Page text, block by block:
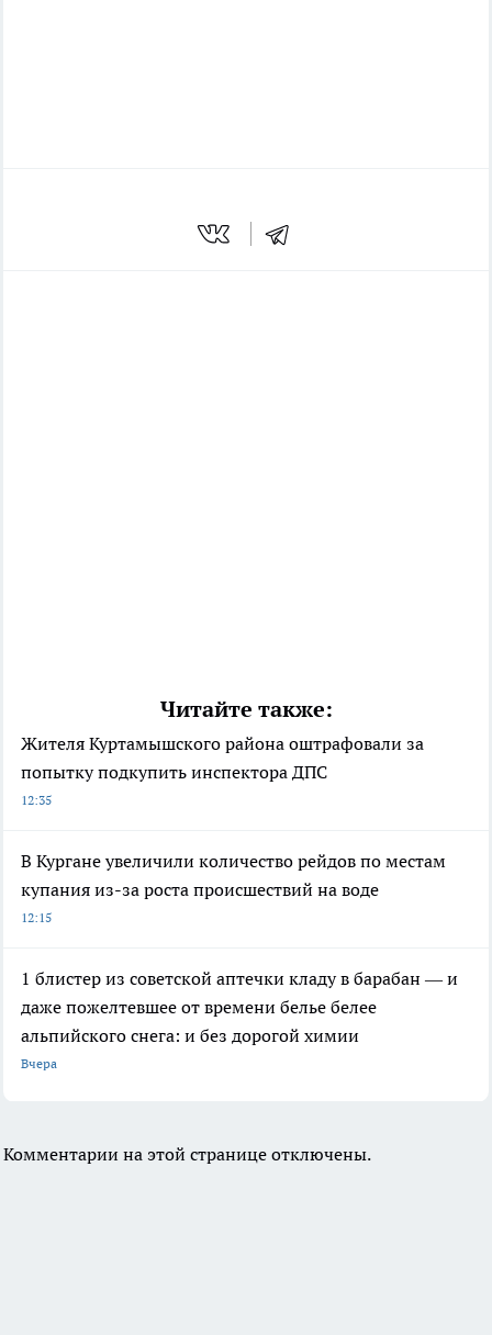
Читайте также:
Жителя Куртамышского района оштрафовали за
попытку подкупить инспектора ДПС
12:35
В Кургане увеличили количество рейдов по местам
купания из-за роста происшествий на воде
12:15
1 блистер из советской аптечки кладу в барабан — и
даже пожелтевшее от времени белье белее
альпийского снега: и без дорогой химии
Вчера
Комментарии на этой странице отключены.